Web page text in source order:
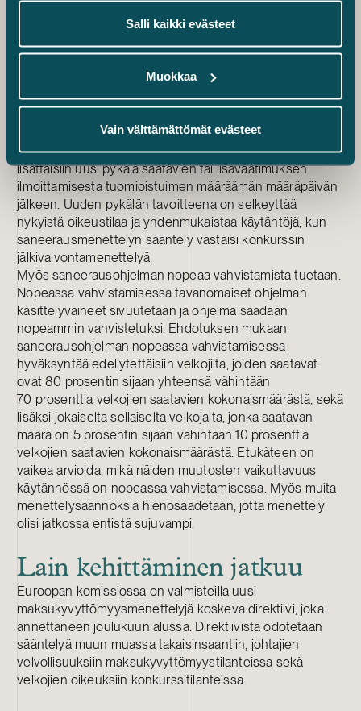
Salli kaikki evästeet
Muokkaa
Vain välttämättömät evästeet
tehty samaan aikaan ja saneerausmenettely aloitetaan,
konkurssihakemus raukeaa saneerausohjelman tultua
Myös selvittäjän kelpoisuusvaatimuksia täsmennetään.
Suomessa on pidetty tarpeellisena selvittäjän
ja tähän on helppo yhtyä.
Hallituksen esityksessä ehdotetaan myös, että lakiin
lisättäisiin uusi pykälä saatavien tai lisävaatimuksen
ilmoittamisesta tuomioistuimen määräämän määräpäivän
jälkeen. Uuden pykälän tavoitteena on selkeyttää
nykyistä oikeustilaa ja yhdenmukaistaa käytäntöjä, kun
saneerausmenettelyn sääntely vastaisi konkurssin
jälkivalvontamenettelyä.
Myös saneerausohjelman nopeaa vahvistamista tuetaan.
Nopeassa vahvistamisessa tavanomaiset ohjelman
käsittelyvaiheet sivuutetaan ja ohjelma saadaan
nopeammin vahvistetuksi. Ehdotuksen mukaan
saneerausohjelman nopeassa vahvistamisessa
hyväksyntää edellytettäisiin velkojilta, joiden saatavat
ovat 80 prosentin sijaan yhteensä vähintään
70 prosenttia velkojien saatavien kokonaismäärästä, sekä
lisäksi jokaiselta sellaiselta velkojalta, jonka saatavan
määrä on 5 prosentin sijaan vähintään 10 prosenttia
velkojien saatavien kokonaismäärästä. Etukäteen on
vaikea arvioida, mikä näiden muutosten vaikuttavuus
käytännössä on nopeassa vahvistamisessa. Myös muita
menettelysäännöksiä hienosäädetään, jotta menettely
olisi jatkossa entistä sujuvampi.
Lain kehittäminen jatkuu
Euroopan komissiossa on valmisteilla uusi
maksukyvyttömyysmenettelyjä koskeva direktiivi, joka
annettaneen joulukuun alussa. Direktiivistä odotetaan
sääntelyä muun muassa takaisinsaantiin, johtajien
velvollisuuksiin maksukyvyttömyystilanteissa sekä
velkojien oikeuksiin konkurssitilanteissa.